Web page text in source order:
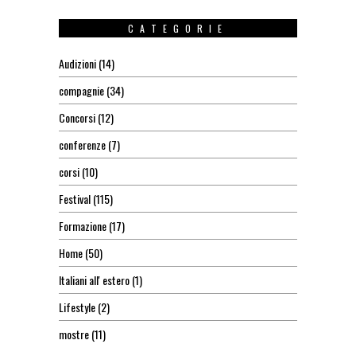
CATEGORIE
Audizioni(14)
compagnie(34)
Concorsi(12)
conferenze(7)
corsi(10)
Festival(115)
Formazione(17)
Home(50)
Italiani all' estero(1)
Lifestyle(2)
mostre(11)